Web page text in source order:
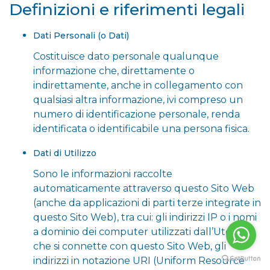
Definizioni e riferimenti legali
Dati Personali (o Dati)
Costituisce dato personale qualunque
informazione che, direttamente o
indirettamente, anche in collegamento con
qualsiasi altra informazione, ivi compreso un
numero di identificazione personale, renda
identificata o identificabile una persona fisica.
Dati di Utilizzo
Sono le informazioni raccolte
automaticamente attraverso questo Sito Web
(anche da applicazioni di parti terze integrate in
questo Sito Web), tra cui: gli indirizzi IP o i nomi
a dominio dei computer utilizzati dall’Utente
che si connette con questo Sito Web, gli
indirizzi in notazione URI (Uniform Resource